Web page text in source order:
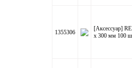
1355306
[Аксессуар]
х 300 мм 100